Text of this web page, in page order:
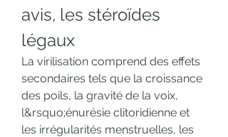
avis, les stéroïdes
légaux
La virilisation comprend des effets
secondaires tels que la croissance
des poils, la gravité de la voix,
l&rsquo;énurésie clitoridienne et
les irrégularités menstruelles, les